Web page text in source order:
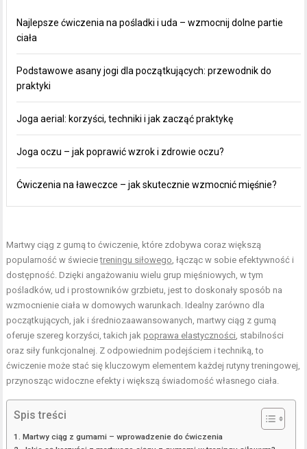
Najlepsze ćwiczenia na pośladki i uda – wzmocnij dolne partie
ciała
Podstawowe asany jogi dla początkujących: przewodnik do
praktyki
Joga aerial: korzyści, techniki i jak zacząć praktykę
Joga oczu – jak poprawić wzrok i zdrowie oczu?
Ćwiczenia na ławeczce – jak skutecznie wzmocnić mięśnie?
Martwy ciąg z gumą to ćwiczenie, które zdobywa coraz większą
popularność w świecietreningu siłowego, łącząc w sobie efektywność i
dostępność. Dzięki angażowaniu wielu grup mięśniowych, w tym
pośladków, ud i prostowników grzbietu, jest to doskonały sposób na
wzmocnienie ciała w domowych warunkach. Idealny zarówno dla
początkujących, jak i średniozaawansowanych, martwy ciąg z gumą
oferuje szereg korzyści, takich jak poprawa elastyczności, stabilności
oraz siły funkcjonalnej. Z odpowiednim podejściem i techniką, to
ćwiczenie może stać się kluczowym elementem każdej rutyny treningowej,
przynosząc widoczne efekty i większą świadomość własnego ciała.
Spis treści
Martwy ciąg z gumami – wprowadzenie do ćwiczenia